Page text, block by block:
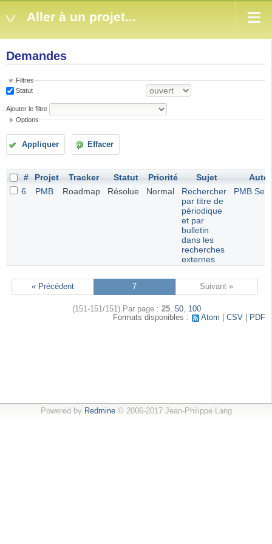
Aller à un projet...
Demandes
Filtres
Statut
Ajouter le filtre
Options
Appliquer Effacer
# Projet Tracker Statut Priorité Sujet
6
PMB Roadmap Résolue Normal
Rechercher
par titre de
périodique
et par
bulletin
dans les
recherches
externes
PMB
« Précédent 7 Suivant »
(151-151/151) Par page : 25, 50, 100
Formats disponibles :
Atom CSV PDF
Powered by Redmine© 2006-2017 Jean-Philippe Lang